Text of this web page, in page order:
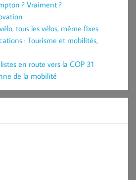
? Vraiment ?
tous les vélos, même fixes
: Tourisme et mobilités,
en route vers la COP 31
de la mobilité